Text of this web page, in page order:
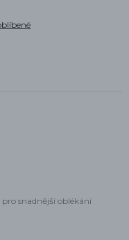
snadnější oblékání